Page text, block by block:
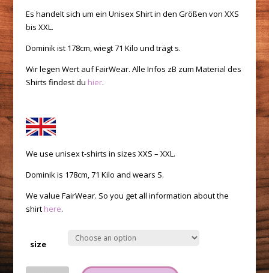
Es handelt sich um ein Unisex Shirt in den Größen von XXS
bis XXL.
Dominik ist 178cm, wiegt 71 Kilo und trägt s.
Wir legen Wert auf FairWear. Alle Infos zB zum Material des
Shirts findest du hier.
We use unisex t-shirts in sizes XXS – XXL.
Dominik is 178cm, 71 Kilo and wears S.
We value FairWear. So you get all information about the
shirt here.
size